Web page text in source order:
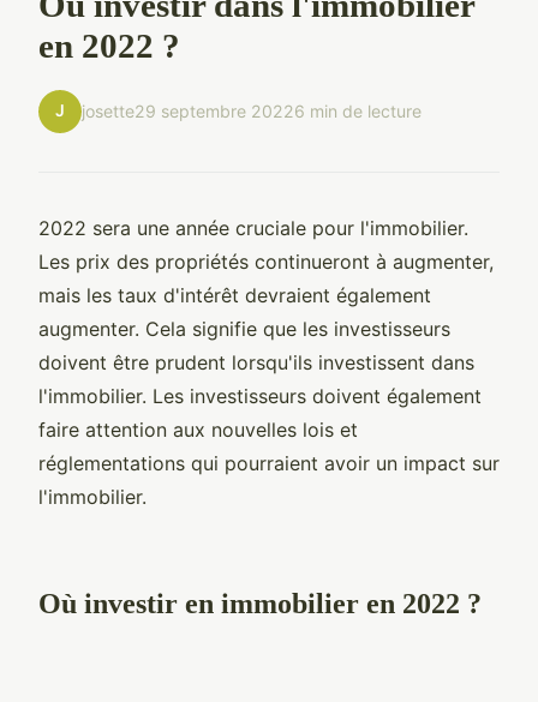
en 2022 ?
J josette29 septembre 20226 min de lecture
2022 sera une année cruciale pour l'immobilier.
Les prix des propriétés continueront à augmenter,
mais les taux d'intérêt devraient également
augmenter. Cela signifie que les investisseurs
doivent être prudent lorsqu'ils investissent dans
l'immobilier. Les investisseurs doivent également
faire attention aux nouvelles lois et
réglementations qui pourraient avoir un impact sur
l'immobilier.
Où investir en immobilier en 2022 ?